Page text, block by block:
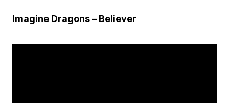
Imagine Dragons – Believer